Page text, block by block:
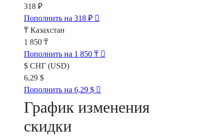
318 ₽
Пополнить на 318 ₽
₸ Казахстан
1 850 ₸
Пополнить на 1 850 ₸
$ СНГ (USD)
6,29 $
Пополнить на 6,29 $
График изменения
скидки